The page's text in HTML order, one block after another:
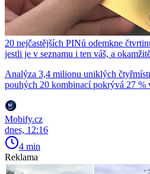
20 nejčastějších PINů odemkne
jestli je v seznamu i ten váš, a
Analýza 3,4 milionu uniklých
pouhých 20 kombinací pokrývá 27 %
Mobify.cz
dnes, 12:16
4 min
Reklama